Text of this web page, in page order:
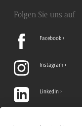
Folgen Sie uns auf
Facebook
Instagram
LinkedIn